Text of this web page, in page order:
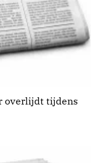
overlijdt tijdens